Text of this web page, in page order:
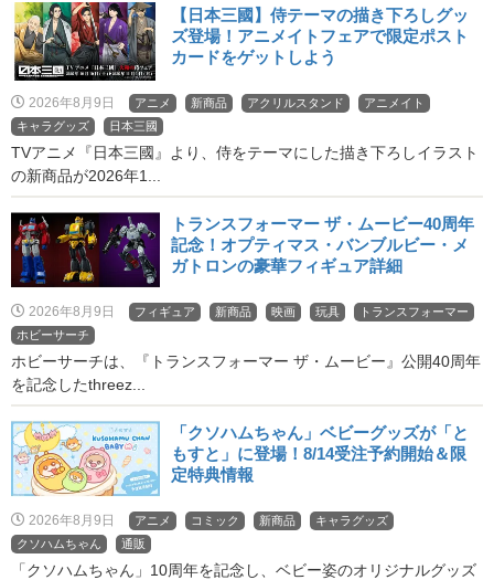
【日本三國】侍テーマの描き下ろしグッ
ズ登場！アニメイトフェアで限定ポスト
カードをゲットしよう
2026年8月9日 アニメ 新商品 アクリルスタンド
アニメイト
キャラグッズ
日本三國
TVアニメ『日本三國』より、侍をテーマにした描き下ろしイラスト
の新商品が2026年1...
トランスフォーマー ザ・ムービー40周年
記念！オプティマス・バンブルビー・メ
ガトロンの豪華フィギュア詳細
2026年8月9日 フィギュア 新商品 映画 玩具
トランスフォーマー
ホビーサーチ
ホビーサーチは、『トランスフォーマー ザ・ムービー』公開40周年
を記念したthreez...
「クソハムちゃん」ベビーグッズが「と
もすと」に登場！8/14受注予約開始＆限
定特典情報
2026年8月9日 アニメ コミック 新商品
キャラグッズ
クソハムちゃん
通販
「クソハムちゃん」10周年を記念し、ベビー姿のオリジナルグッズ